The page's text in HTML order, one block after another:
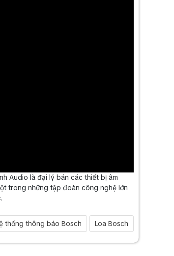
Audio là đại lý bán các thiết bị âm
trong những tập đoàn công nghệ lớn
thống thông báo Bosch Loa Bosch